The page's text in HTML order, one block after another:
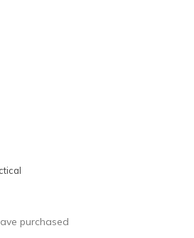
are for Wearing
purchased